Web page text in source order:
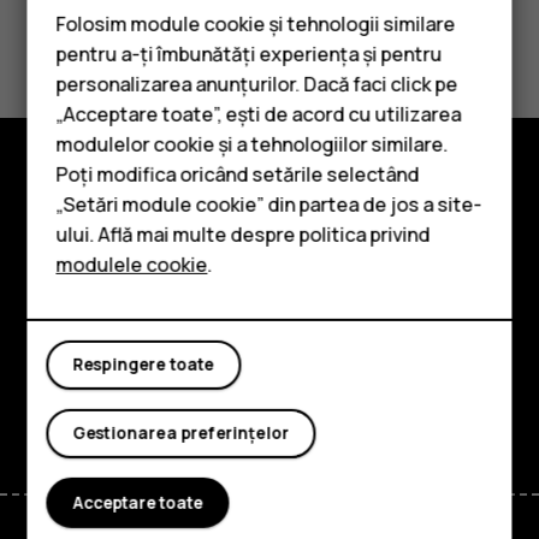
Smartphone-uri
Telefoane clasice
Accesorii
Tablete
Considerați utile aceste informații?
Da Nu
Explorează
Despre
Asistență
FacebookInstagram
TiktokYoutubeLinkedin
Folosim module cookie și tehnologii similare
pentru a-ți îmbunătăți experiența și pentru
personalizarea anunțurilor. Dacă faci click pe
„Acceptare toate”, ești de acord cu utilizarea
modulelor cookie și a tehnologiilor similare.
Poți modifica oricând setările selectând
„Setări module cookie” din partea de jos a site-
ului. Află mai multe despre politica privind
modulele cookie.
Respingere toate
Gestionarea preferințelor
Acceptare toate